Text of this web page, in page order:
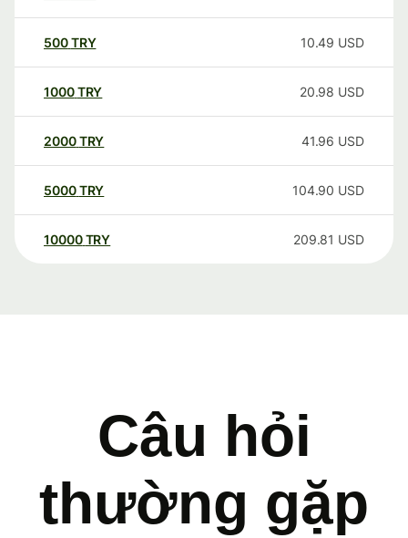
500TRY 10.49 USD
1000TRY 20.98 USD
2000TRY 41.96 USD
5000TRY 104.90 USD
10000 TRY 209.81 USD
Câu hỏi
thường gặp